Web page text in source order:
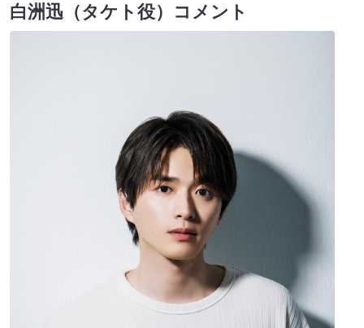
白洲迅（タケト役）コメント